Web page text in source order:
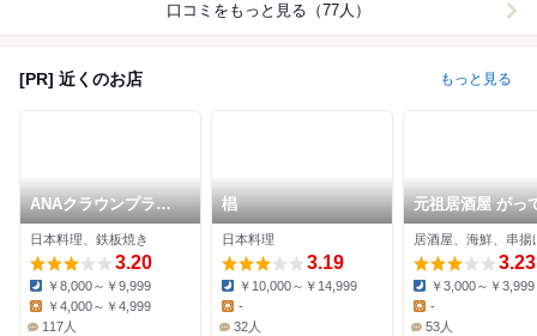
口コミをもっと見る（77人）
[PR] 近くのお店 もっと見る
ANAクラウンプラザ
ホテル岡山 和食ダイ
ニング廚洊
日本料理、鉄板焼き
3.20
Dinner:
￥8,000～￥9,999
￥4,000～￥4,999
117人
椙
日本料理
3.19
Dinner:
￥10,000～￥14,999
Lunch:
-
32人
元祖居酒屋 がっ
八兵衛 岡山駅前
居酒屋、海鮮、串揚
3.23
Dinner:
￥3,000～￥3,999
Lunch:
-
53人